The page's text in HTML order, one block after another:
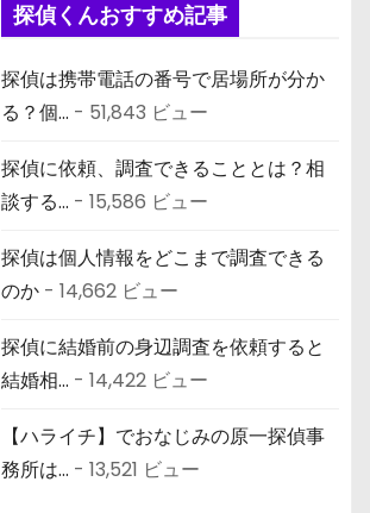
探偵くんおすすめ記事
探偵は携帯電話の番号で居場所が分か
る？個... - 51,843 ビュー
探偵に依頼、調査できることとは？相
談する... - 15,586 ビュー
探偵は個人情報をどこまで調査できる
のか - 14,662 ビュー
探偵に結婚前の身辺調査を依頼すると
結婚相... - 14,422 ビュー
【ハライチ】でおなじみの原一探偵事
務所は... - 13,521 ビュー